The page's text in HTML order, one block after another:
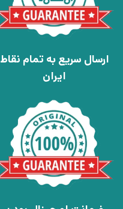
ارسال سریع به تمام نقاط
ایران